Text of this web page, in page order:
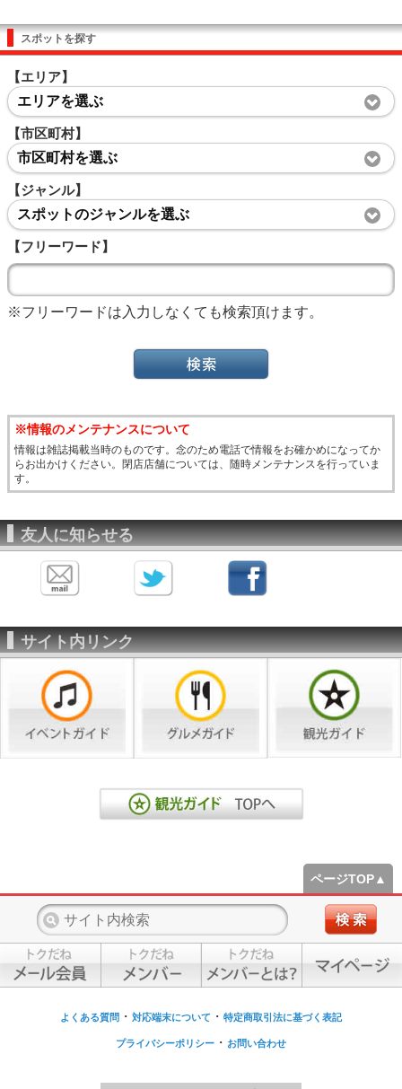
スポットを探す
【エリア】
エリアを選ぶ
【市区町村】
市区町村を選ぶ
【ジャンル】
スポットのジャンルを選ぶ
【フリーワード】
※フリーワードは入力しなくても検索頂けます。
※情報のメンテナンスについて
情報は雑誌掲載当時のものです。念のため電話で情報をお確かめになってか
らお出かけください。閉店店舗については、随時メンテナンスを行っていま
す。
友人に知らせる
サイト内リンク
ページTOP▲
よくある質問 ・ 対応端末について ・ 特定商取引法に基づく表記
プライバシーポリシー ・ お問い合わせ